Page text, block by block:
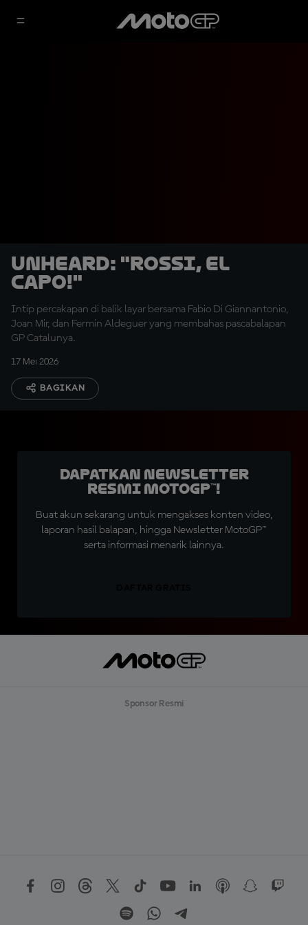
UNHEARD: "Rossi, El
Capo!"
Intip percakapan di balik layar bersama Fabio Di Giannantonio,
Joan Mir, dan Fermin Aldeguer yang membahas pascabalapan
GP Catalunya.
17 Mei 2026
BAGIKAN
Dapatkan Newsletter
Resmi MotoGP™!
Buat akun sekarang untuk mengakses konten video,
laporan hasil balapan, hingga Newsletter MotoGP™
serta informasi menarik lainnya.
Sponsor Resmi